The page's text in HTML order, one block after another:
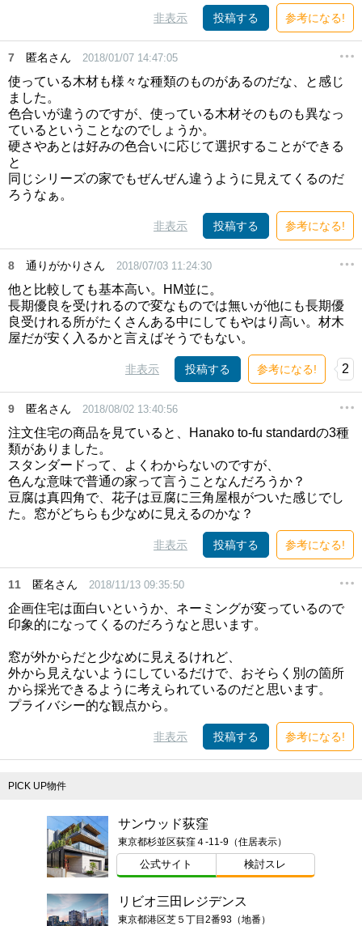
非表示 投稿する 参考になる!
7 匿名さん 2018/01/07 14:47:05
使っている木材も様々な種類のものがあるのだな、と感じ
ました。
色合いが違うのですが、使っている木材そのものも異なっ
ているということなのでしょうか。
硬さやあとは好みの色合いに応じて選択することができる
と
同じシリーズの家でもぜんぜん違うように見えてくるのだ
ろうなぁ。
非表示 投稿する 参考になる!
8 通りがかりさん 2018/07/03 11:24:30
他と比較しても基本高い。HM並に。
長期優良を受けれるので変なものでは無いが他にも長期優
良受けれる所がたくさんある中にしてもやはり高い。材木
屋だが安く入るかと言えばそうでもない。
非表示 投稿する 参考になる! 2
9 匿名さん 2018/08/02 13:40:56
注文住宅の商品を見ていると、Hanako to-fu standardの3種
類がありました。
スタンダードって、よくわからないのですが、
色んな意味で普通の家って言うことなんだろうか？
豆腐は真四角で、花子は豆腐に三角屋根がついた感じでし
た。窓がどちらも少なめに見えるのかな？
非表示 投稿する 参考になる!
11 匿名さん 2018/11/13 09:35:50
企画住宅は面白いというか、ネーミングが変っているので
印象的になってくるのだろうなと思います。
窓が外からだと少なめに見えるけれど、
外から見えないようにしているだけで、おそらく別の箇所
から採光できるように考えられているのだと思います。
プライバシー的な観点から。
非表示 投稿する 参考になる!
PICK UP物件
サンウッド荻窪
東京都杉並区荻窪４-11-9（住居表示）
公式サイト 検討スレ
リビオ三田レジデンス
東京都港区芝５丁目2番93（地番）